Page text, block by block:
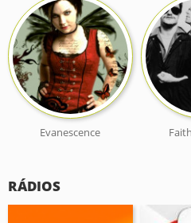
Evanescence
RÁDIOS